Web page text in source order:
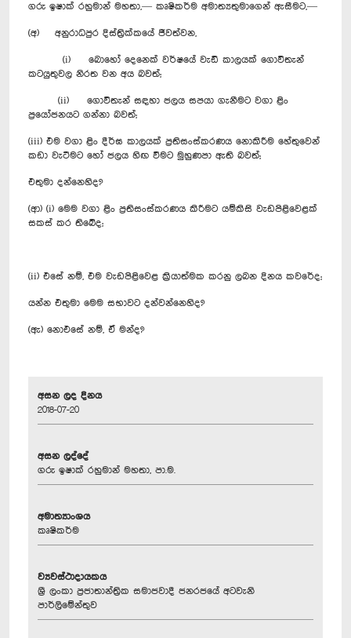
ගරු ඉෂාක් රහුමාන් මහතා,— කෘෂිකර්ම අමාත්‍යතුමාගෙන් ඇසීමට,—
(අ) අනුරාධපුර දිස්ත්‍රික්කයේ ජීවත්වන,
(i) බොහෝ දෙනෙක් වර්ෂයේ වැඩි කාලයක් ගොවිතැන්
කටයුතුවල නිරත වන අය බවත්;
(ii) ගොවිතැන් සඳහා ජලය සපයා ගැනීමට වගා ළිං
ප්‍රයෝජනයට ගන්නා බවත්;
(iii) එම වගා ළිං දීර්ඝ කාලයක් ප්‍රතිසංස්කරණය නොකිරීම හේතුවෙන්
කඩා වැටීමට හෝ ජලය හිඟ වීමට මුහුණපා ඇති බවත්;
එතුමා දන්නෙහිද?
(ආ) (i) මෙම වගා ළිං ප්‍රතිසංස්කරණය කිරීමට යම්කිසි වැඩපිළිවෙළක්
සකස් කර තිබේද;
(ii) එසේ නම්, එම වැඩපිළිවෙළ ක්‍රියාත්මක කරනු ලබන දිනය කවරේද;
යන්න එතුමා මෙම සභාවට දන්වන්නෙහිද?
(ඇ) නොඑසේ නම්, ඒ මන්ද?
අසන ලද දිනය
2018-07-20
අසන ලද්දේ
ගරු ඉෂාක් රහුමාන් මහතා, පා.ම.
අමාත්‍යාංශය
කෘෂිකර්ම
ව්‍යවස්ථාදායකය
ශ්‍රී ලංකා ප්‍රජාතාන්ත්‍රික සමාජවාදී ජනරජයේ අටවැනි
පාර්ලිමේන්තුව